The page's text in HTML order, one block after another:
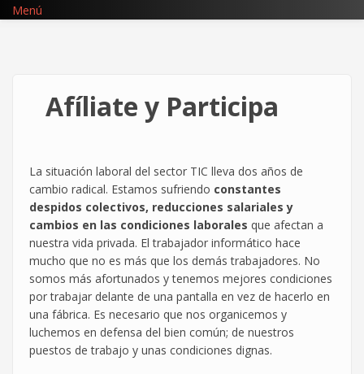
Pasar
Menú
Afíliate y Participa
La situación laboral del sector TIC lleva dos años de
cambio radical. Estamos sufriendo constantes
despidos colectivos, reducciones salariales y
cambios en las condiciones laborales que afectan a
nuestra vida privada. El trabajador informático hace
mucho que no es más que los demás trabajadores. No
somos más afortunados y tenemos mejores condiciones
por trabajar delante de una pantalla en vez de hacerlo en
una fábrica. Es necesario que nos organicemos y
luchemos en defensa del bien común; de nuestros
puestos de trabajo y unas condiciones dignas.